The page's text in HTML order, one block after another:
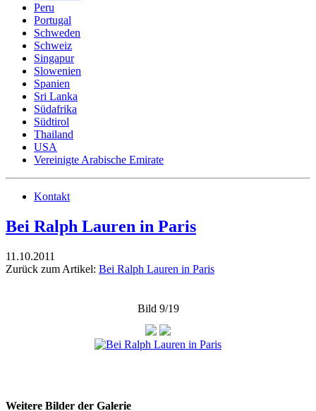
Peru
Portugal
Schweden
Schweiz
Singapur
Slowenien
Spanien
Sri Lanka
Südafrika
Südtirol
Thailand
USA
Vereinigte Arabische Emirate
Kontakt
Bei Ralph Lauren in Paris
11.10.2011
Zurück zum Artikel: Bei Ralph Lauren in Paris
Bild 9/19
Weitere Bilder der Galerie